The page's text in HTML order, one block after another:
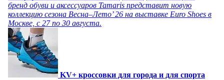
бренд обуви и аксессуаров Tamaris представит новую
коллекцию сезона Весна–Лето’ 26 на выставке Euro Shoes в
Москве, с 27 по 30 августа.
KV+ кроссовки для города и для спорта